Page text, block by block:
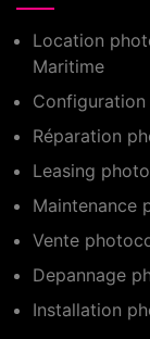
Location
Maritime
Réparation
Leasing
Maintenance
Vente
Depannage
Installation